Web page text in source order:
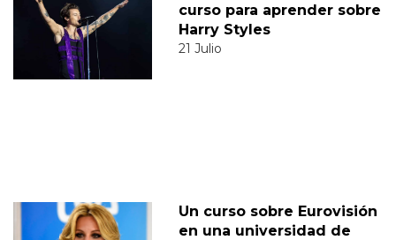
curso para aprender sobre
Harry Styles
21 Julio
Un curso sobre Eurovisión
en una universidad de